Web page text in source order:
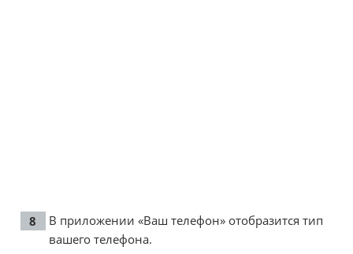
В приложении «Ваш телефон» отобразится тип
вашего телефона.